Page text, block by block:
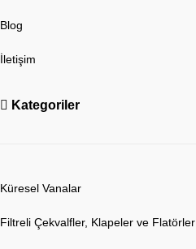
Blog
İletişim
Kategoriler
Küresel Vanalar
Filtreli Çekvalfler, Klapeler ve Flatörler